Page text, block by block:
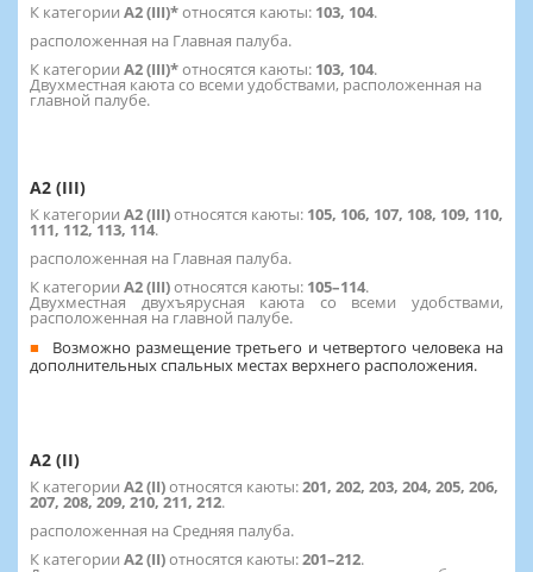
К категории А2 (III)*относятся каюты: 103, 104.
расположенная на Главная палуба.
К категории А2 (III)*относятся каюты: 103, 104.
Двухместная каюта со всеми удобствами, расположенная на
главной палубе.
А2 (III)
К категории А2 (III)относятся каюты: 105, 106, 107, 108, 109, 110,
111, 112, 113, 114.
расположенная на Главная палуба.
К категории А2 (III)относятся каюты: 105–114.
Двухместная двухъярусная каюта со всеми удобствами,
расположенная на главной палубе.
Возможно размещение третьего и четвертого человека на
дополнительных спальных местах верхнего расположения.
А2 (II)
К категории А2 (II)относятся каюты:201, 202, 203, 204, 205, 206,
207, 208, 209, 210, 211, 212.
расположенная на Средняя палуба.
К категории А2 (II)относятся каюты:201–212.